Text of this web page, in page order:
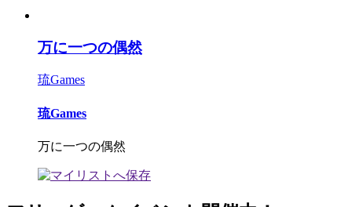
万に一つの偶然
琉Games
琉Games
万に一つの偶然